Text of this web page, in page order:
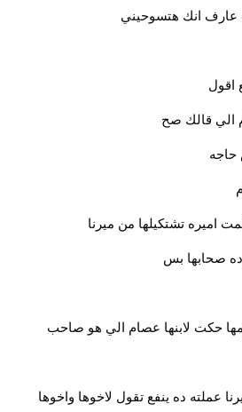
انك هتسوحيني
اقول
الي قالك صح
حاجه
اميره تشتكيلها من ميرنا
صحابها بس
حكت لابنها عصام الي هو صاحب
عملته ده ينفع تقول لاخوها واخوها